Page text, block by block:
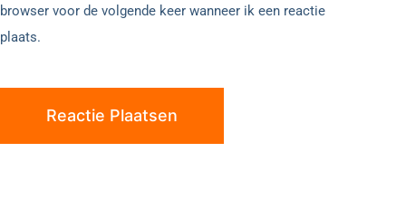
browser voor de volgende keer wanneer ik een reactie
plaats.
Reactie Plaatsen